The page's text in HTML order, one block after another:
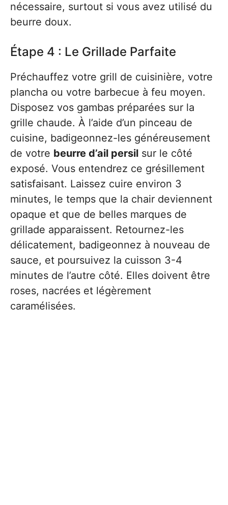
nécessaire, surtout si vous avez utilisé du
beurre doux.
Étape 4 : Le Grillade Parfaite
Préchauffez votre grill de cuisinière, votre
plancha ou votre barbecue à feu moyen.
Disposez vos gambas préparées sur la
grille chaude. À l’aide d’un pinceau de
cuisine, badigeonnez-les généreusement
de votre beurre d’ail persil sur le côté
exposé. Vous entendrez ce grésillement
satisfaisant. Laissez cuire environ 3
minutes, le temps que la chair deviennent
opaque et que de belles marques de
grillade apparaissent. Retournez-les
délicatement, badigeonnez à nouveau de
sauce, et poursuivez la cuisson 3-4
minutes de l’autre côté. Elles doivent être
roses, nacrées et légèrement
caramélisées.